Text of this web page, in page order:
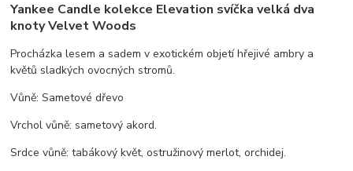
Yankee Candle kolekce Elevation svíčka velká dva
knoty Velvet Woods
Procházka lesem a sadem v exotickém objetí hřejivé ambry a
květů sladkých ovocných stromů.
Vůně: Sametové dřevo
Vrchol vůně: sametový akord.
Srdce vůně: tabákový květ, ostružinový merlot, orchidej.